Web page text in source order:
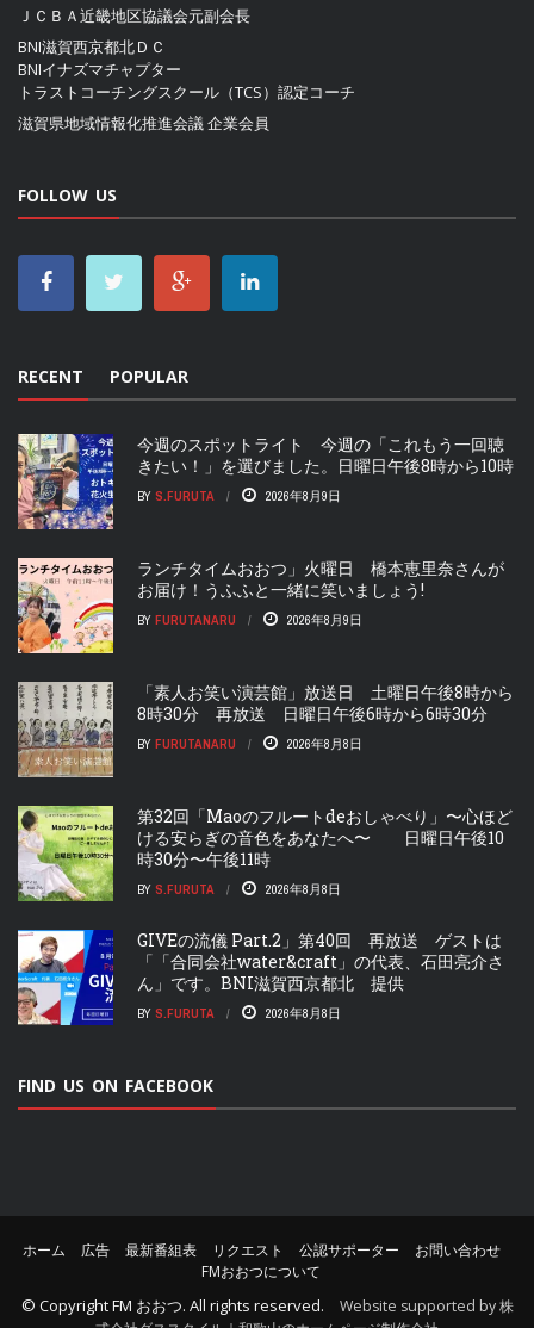
ＪＣＢＡ近畿地区協議会元副会長
BNI滋賀西京都北ＤＣ
BNIイナズマチャプター
トラストコーチングスクール（TCS）認定コーチ
滋賀県地域情報化推進会議企業会員
FOLLOW US
RECENT POPULAR
今週のスポットライト 今週の「これもう一回聴
きたい！」を選びました。日曜日午後8時から10時
BY S.FURUTA 2026年8月9日
ランチタイムおおつ」火曜日 橋本恵里奈さんが
お届け！うふふと一緒に笑いましょう!
BY FURUTANARU 2026年8月9日
「素人お笑い演芸館」放送日 土曜日午後8時から
8時30分 再放送 日曜日午後6時から6時30分
BY FURUTANARU 2026年8月8日
第32回「Maoのフルートdeおしゃべり」〜心ほど
ける安らぎの音色をあなたへ〜 日曜日午後10
時30分〜午後11時
BY S.FURUTA 2026年8月8日
GIVEの流儀 Part.2」第40回 再放送 ゲストは
「「合同会社water&craft」の代表、石田亮介さ
ん」です。BNI滋賀西京都北 提供
BY S.FURUTA 2026年8月8日
FIND US ON FACEBOOK
ホーム 広告 最新番組表 リクエスト 公認サポーター
お問い合わせ
FMおおつについて
© CopyrightFM おおつ. All rights reserved.
Website supported by 株